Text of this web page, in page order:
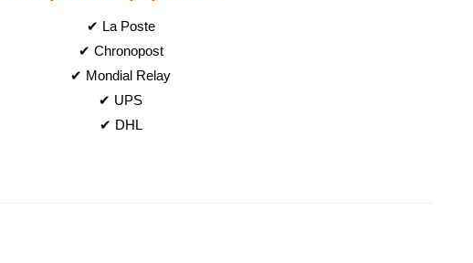
✔ La Poste
✔ Chronopost
✔ Mondial Relay
✔ UPS
✔ DHL